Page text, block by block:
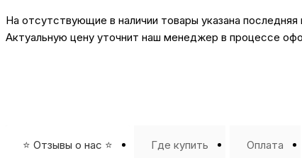
На отсутствующие в наличии товары указана
Актуальную цену уточнит наш менеджер в процессе
⭐️ Отзывы о нас ⭐️ Где купить Оплата